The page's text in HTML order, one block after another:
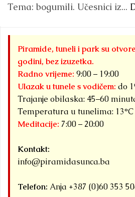
Tema: bogumili. Učesnici iz...
Piramide, tuneli i park su
godini, bez izuzetka.
Radno vrijeme: 9:00 – 19:00
Ulazak u tunele s vodičem: do
Trajanje obilaska: 45–60
Temperatura u tunelima: 13°C
Meditacije: 7:00 – 20:00
Kontakt:
info@piramidasunca.ba
Telefon: Anja +387 (0)60 353